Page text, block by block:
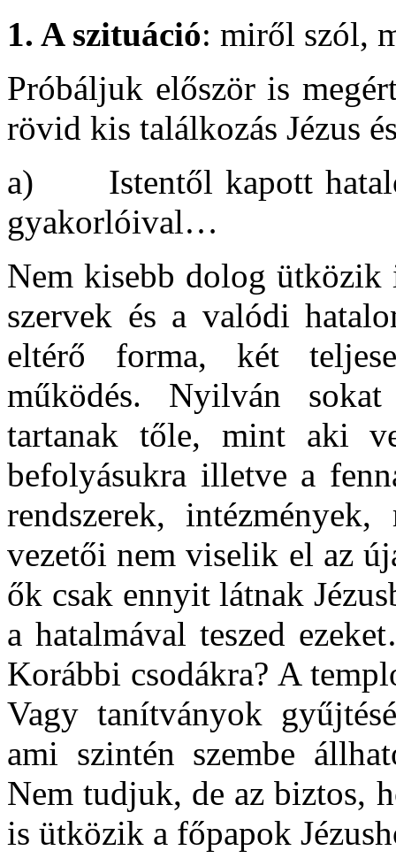
1. A szituáció: miről szól,
Próbáljuk először is
rövid kis találkozás Jézus
a) Istentől kapott
gyakorlóival…
Nem kisebb dolog ütközik
szervek és a valódi
eltérő forma, két
működés. Nyilván
tartanak tőle, mint aki
befolyásukra illetve a
rendszerek,
vezetői nem viselik el az
ők csak ennyit látnak
a hatalmával teszed
Korábbi csodákra? A
Vagy tanítványok
ami szintén szembe
Nem tudjuk, de az biztos,
is ütközik a főpapok